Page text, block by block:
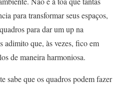
para transformar seus espaços,
para dar um up na
adimito que, às vezes, fico em
de maneira harmoniosa.
sabe que os quadros podem fazer